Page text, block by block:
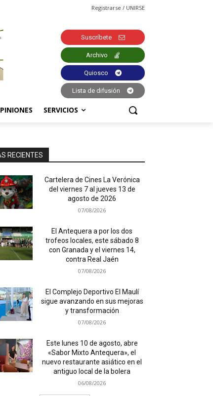
Registrarse / UNIRSE
Suscríbete
Archivo
Quiosco
Lista de difusión
SERVICIOS
RECIENTES
Cartelera de Cines La Verónica
del viernes 7 al jueves 13 de
agosto de 2026
07/08/2026
El Antequera a por los dos
trofeos locales, este sábado 8
con Granada y el viernes 14,
contra Real Jaén
07/08/2026
El Complejo Deportivo El Maulí
sigue avanzando en sus mejoras
y transformación
07/08/2026
Este lunes 10 de agosto, abre
«Sabor Mixto Antequera», el
nuevo restaurante asiático en el
antiguo local de la bolera
06/08/2026